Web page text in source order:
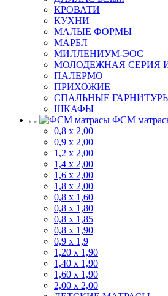
КРОВАТИ
КУХНИ
МАЛЫЕ ФОРМЫ
МАРБЛ
МИЛЛЕНИУМ-ЭОС
МОЛОДЕЖНАЯ СЕРИЯ
ПАЛЕРМО
ПРИХОЖИЕ
СПАЛЬНЫЕ
ШКАФЫ
ФСМ
0,8 х 2,00
0,9 х 2,00
1,2 х 2,00
1,4 х 2,00
1,6 х 2,00
1,8 х 2,00
0,8 х 1,60
0,8 х 1,80
0,8 х 1,85
0,8 х 1,90
0,9 х 1,9
1,20 х 1,90
1,40 х 1,90
1,60 х 1,90
2,00 х 2,00